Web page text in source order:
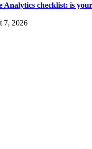
Analytics checklist: is
7, 2026